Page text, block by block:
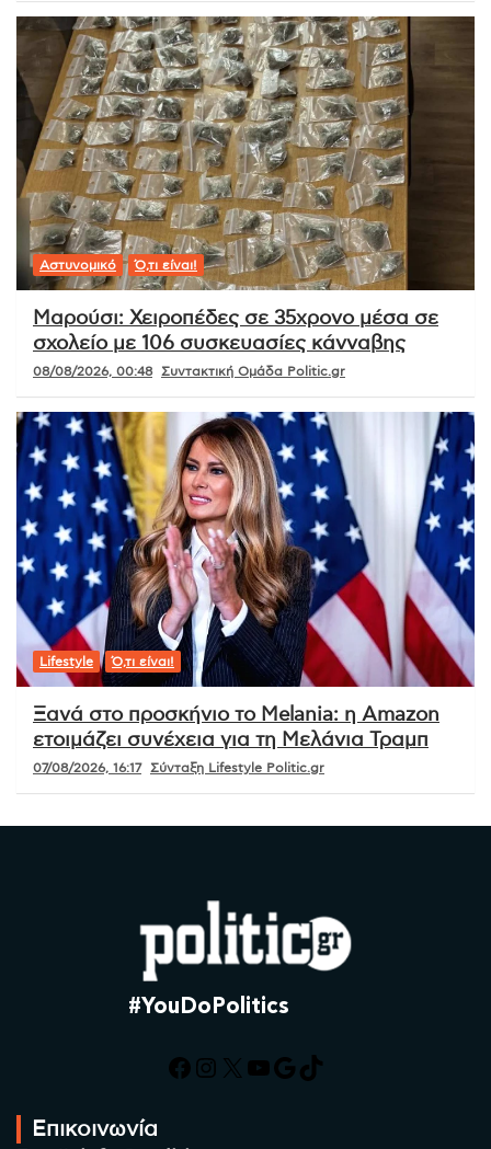
Αστυνομικό Ό,τι είναι!
Μαρούσι: Χειροπέδες σε 35χρονο μέσα σε
σχολείο με 106 συσκευασίες κάνναβης
08/08/2026, 00:48 Συντακτική Ομάδα Politic.gr
Lifestyle Ό,τι είναι!
Ξανά στο προσκήνιο το Melania: η Amazon
ετοιμάζει συνέχεια για τη Μελάνια Τραμπ
07/08/2026, 16:17 Σύνταξη Lifestyle Politic.gr
#YouDoPolitics
Facebook
Instagram
X YouTube
Google
TikTok
Επικοινωνία